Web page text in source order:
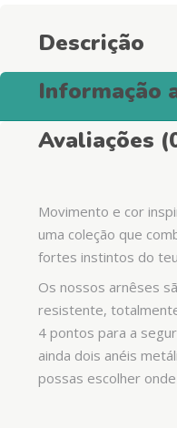
Descrição
Informação
Avaliações
Movimento e cor
uma coleção que
fortes instintos do
Os nossos arnêses
resistente,
4 pontos para a
ainda dois anéis
possas escolher